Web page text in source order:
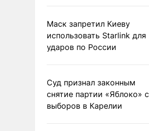
Маск запретил Киеву
использовать Starlink для
ударов по России
Суд признал законным
снятие партии «Яблоко» с
выборов в Карелии